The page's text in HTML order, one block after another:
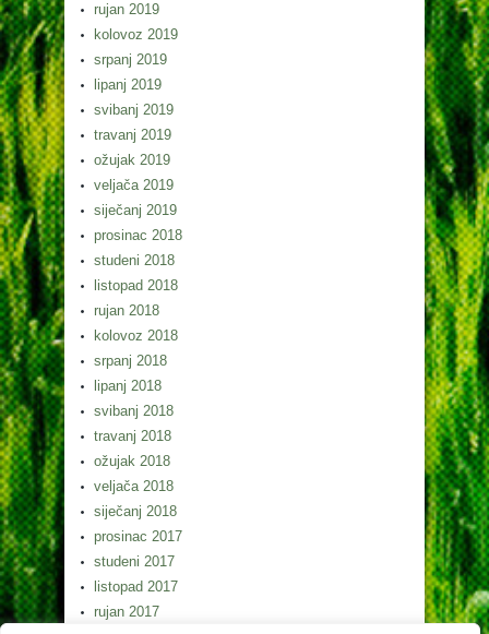
rujan 2019
kolovoz 2019
srpanj 2019
lipanj 2019
svibanj 2019
travanj 2019
ožujak 2019
veljača 2019
siječanj 2019
prosinac 2018
studeni 2018
listopad 2018
rujan 2018
kolovoz 2018
srpanj 2018
lipanj 2018
svibanj 2018
travanj 2018
ožujak 2018
veljača 2018
siječanj 2018
prosinac 2017
studeni 2017
listopad 2017
rujan 2017